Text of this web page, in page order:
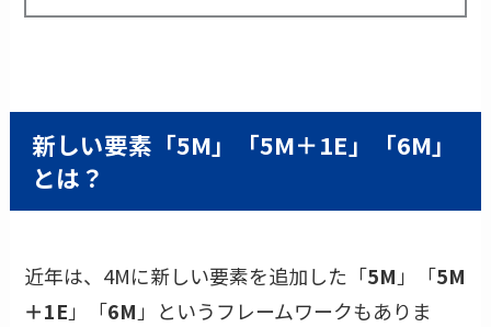
新しい要素「5M」「5M＋1E」「6M」
とは？
近年は、4Mに新しい要素を追加した「5M 」「5M
＋1E 」「6M 」というフレームワークもありま